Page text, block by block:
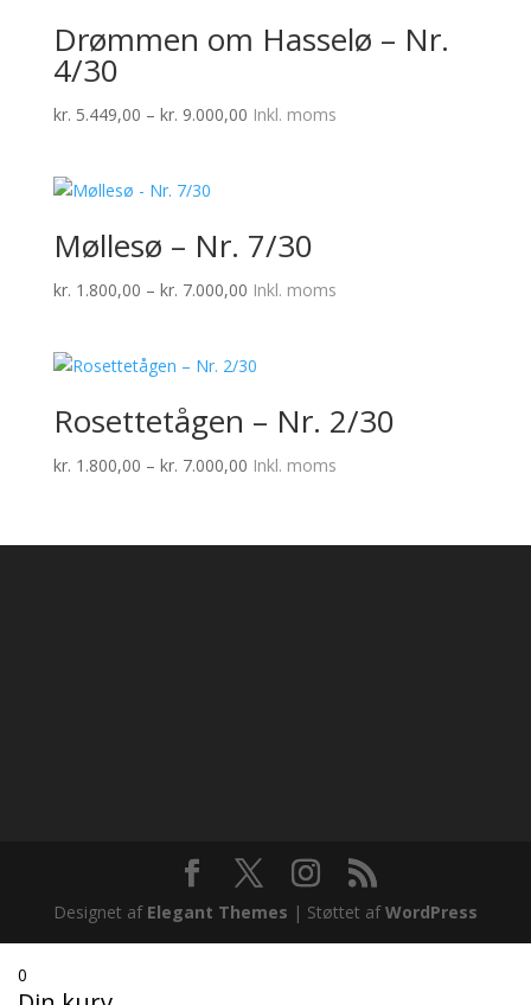
Drømmen om Hasselø – Nr.
4/30
kr. 5.449,00 – kr. 9.000,00Prisinterval:
Inkl. moms
Møllesø – Nr. 7/30
kr. 1.800,00 – kr. 7.000,00Prisinterval:
kr. 7.000,00
Inkl. moms
Rosettetågen – Nr. 2/30
kr. 1.800,00 – kr. 7.000,00Prisinterval:
kr. 7.000,00
Inkl. moms
Designet af Elegant Themes | Støttet afWordPress
0